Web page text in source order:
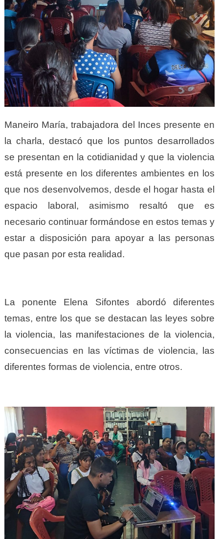
Maneiro María, trabajadora del Inces presente en
la charla, destacó que los puntos desarrollados
se presentan en la cotidianidad y que la violencia
está presente en los diferentes ambientes en los
que nos desenvolvemos, desde el hogar hasta el
espacio laboral, asimismo resaltó que es
necesario continuar formándose en estos temas y
estar a disposición para apoyar a las personas
que pasan por esta realidad.
La ponente Elena Sifontes abordó diferentes
temas, entre los que se destacan las leyes sobre
la violencia, las manifestaciones de la violencia,
consecuencias en las víctimas de violencia, las
diferentes formas de violencia, entre otros.